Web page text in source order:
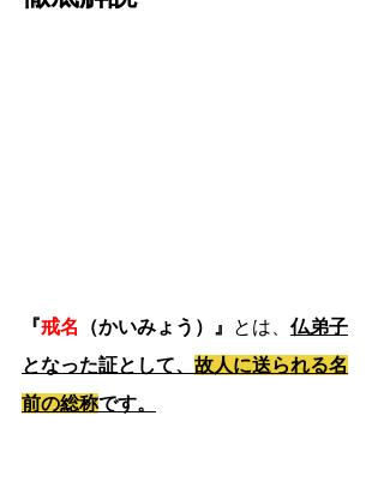
『戒名 （かいみょう）』 とは、 仏弟子
となった証として、 故人に送られる名
前の総称です。